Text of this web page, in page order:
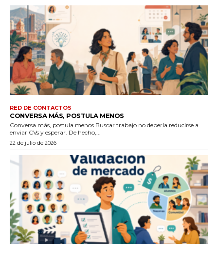
RED DE CONTACTOS
CONVERSA MÁS, POSTULA MENOS
Conversa más, postula menos Buscar trabajo no debería reducirse a
enviar CVs y esperar. De hecho,...
22 de julio de 2026